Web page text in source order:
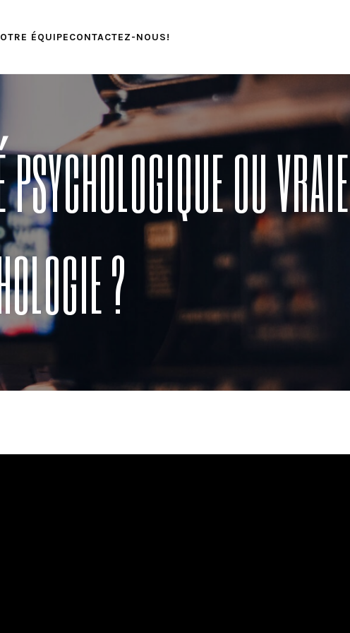
ÉQUIPECONTACTEZ-NOUS!
OU VRAIE
?